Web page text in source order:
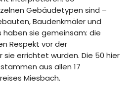
Gebäudetypen sind –
Baudenkmäler und
sie gemeinsam: die
Respekt vor der
sie errichtet wurden. Die 50 hier
aus allen 17
Miesbach.